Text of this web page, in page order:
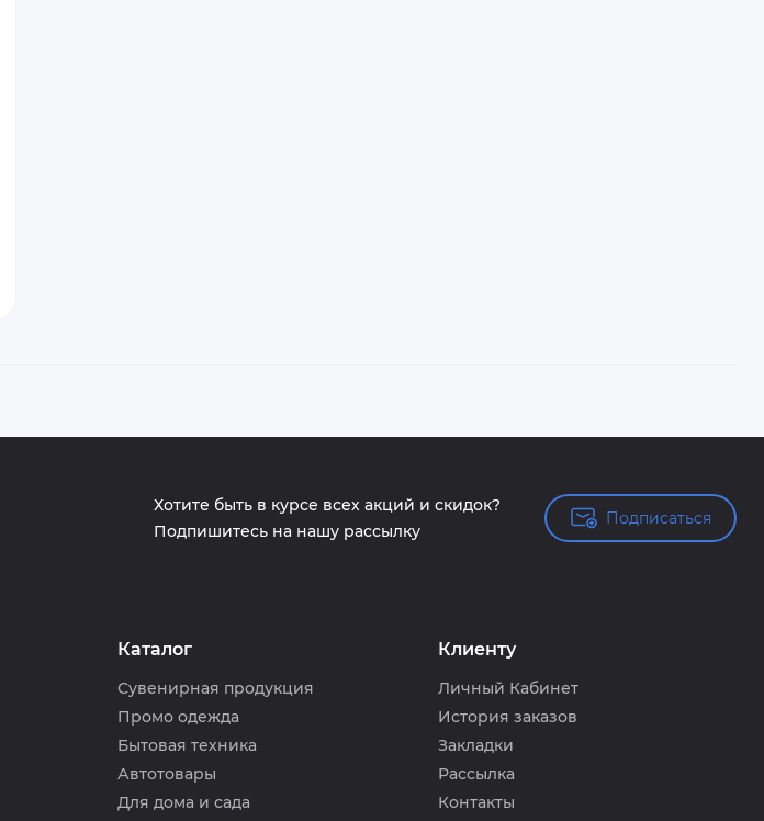
Хотите быть в курсе всех акций и скидок?
Подпишитесь на нашу рассылку
Подписаться
Подписаться
Каталог
Сувенирная продукция
Промо одежда
Бытовая техника
Автотовары
Для дома и сада
Клиенту
Личный Кабинет
История заказов
Закладки
Рассылка
Контакты